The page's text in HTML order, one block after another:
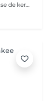
La Lissge Bresilienne est un traitment capilaire a base de keratine et collogene qui permrt de detendre les frosottis ,lisser les cheveux et leur donner de la brillance.Le resultat est des cheveux plus souples disciplines ,avec un effet lisse qui peut durer entre 3 a 6 mois,selon l entretien et les produits utilises.